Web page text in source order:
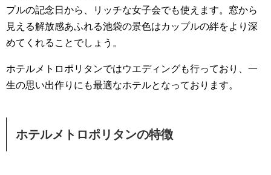
プルの記念日から、リッチな女子会でも使えます。窓から
見える解放感あふれる池袋の景色はカップルの絆をより深
めてくれることでしょう。
ホテルメトロポリタンではウエディングも行っており、一
生の思い出作りにも最適なホテルとなっております。
ホテルメトロポリタンの特徴